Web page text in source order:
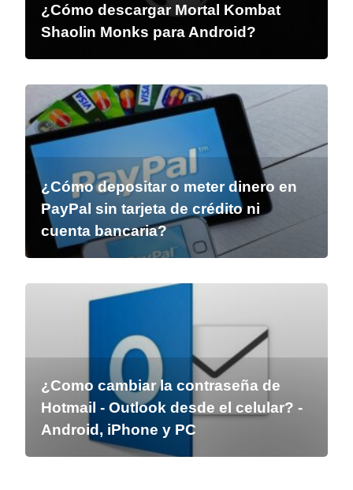
¿Cómo descargar Mortal Kombat
Shaolin Monks para Android?
¿Cómo depositar o meter dinero en
PayPal sin tarjeta de crédito ni
cuenta bancaria?
¿Como cambiar la contraseña de
Hotmail - Outlook desde el celular? -
Android, iPhone y PC